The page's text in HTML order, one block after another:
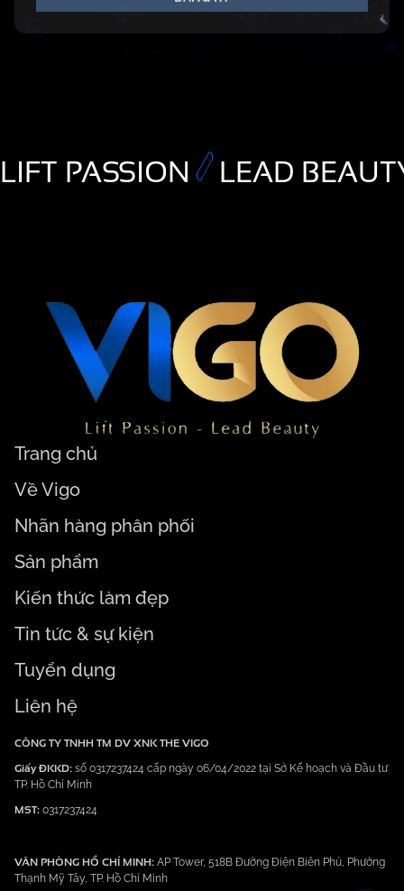
LIFT PASSION LEAD
Trang chủ
Về Vigo
Nhãn hàng phân phối
Sản phẩm
Kiến thức làm đẹp
Tin tức & sự kiện
Tuyển dụng
Liên hệ
CÔNG TY TNHH TM DV XNK THE VIGO
Giấy ĐKKD: số 0317237424 cấp ngày 06/04/2022 tại Sở Kế hoạch và Đầu tư
TP. Hồ Chí Minh
MST: 0317237424
VĂN PHÒNG HỒ CHÍ MINH: AP Tower, 518B Đường Điện Biên Phủ, Phường
Thạnh Mỹ Tây, TP. Hồ Chí Minh